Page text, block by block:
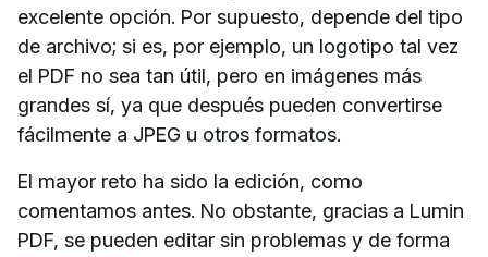
excelente opción. Por supuesto, depende del tipo
de archivo; si es, por ejemplo, un logotipo tal vez
el PDF no sea tan útil, pero en imágenes más
grandes sí, ya que después pueden convertirse
fácilmente a JPEG u otros formatos.
El mayor reto ha sido la edición, como
comentamos antes. No obstante, gracias a Lumin
PDF, se pueden editar sin problemas y de forma